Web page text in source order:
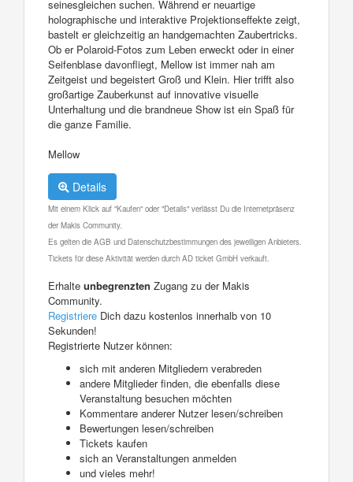
seinesgleichen suchen. Während er neuartige
holographische und interaktive Projektionseffekte zeigt,
bastelt er gleichzeitig an handgemachten Zaubertricks.
Ob er Polaroid-Fotos zum Leben erweckt oder in einer
Seifenblase davonfliegt, Mellow ist immer nah am
Zeitgeist und begeistert Groß und Klein. Hier trifft also
großartige Zauberkunst auf innovative visuelle
Unterhaltung und die brandneue Show ist ein Spaß für
die ganze Familie.
Mellow
Details
Mit einem Klick auf "Kaufen" oder "Details" verlässt Du die Internetpräsenz
der Makis Community.
Es gelten die AGB und Datenschutzbestimmungen des jeweiligen Anbieters.
Tickets für diese Aktivität werden durch AD ticket GmbH verkauft.
Erhalte unbegrenzten Zugang zu der Makis
Community.
Registriere Dich dazu kostenlos innerhalb von 10
Sekunden!
Registrierte Nutzer können:
sich mit anderen Mitgliedern verabreden
andere Mitglieder finden, die ebenfalls diese
Veranstaltung besuchen möchten
Kommentare anderer Nutzer lesen/schreiben
Bewertungen lesen/schreiben
Tickets kaufen
sich an Veranstaltungen anmelden
und vieles mehr!